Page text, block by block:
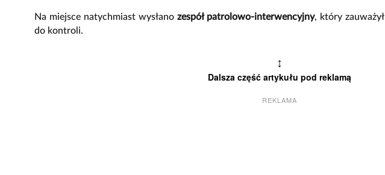
Na miejsce natychmiast wysłano zespół patrolowo-interwencyjny, który
do kontroli.
↕
Dalsza część artykułu pod reklamą
REKLAMA